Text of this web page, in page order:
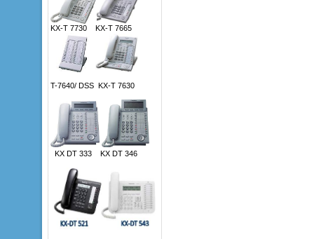
KX-T 7730 KX-T 7665
T-7640/ DSS KX-T 7630
KX DT 333 KX DT 346